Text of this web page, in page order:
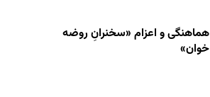
هماهنگی و اعزام «سخنرانِ روضه
خوان»